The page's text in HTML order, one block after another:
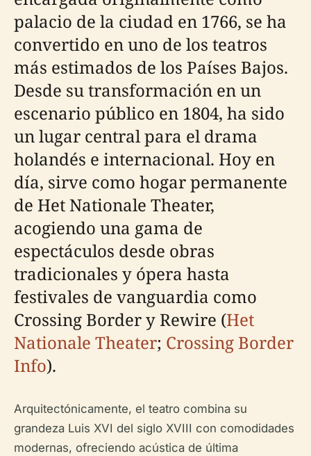
palacio de la ciudad en 1766, se ha
convertido en uno de los teatros
más estimados de los Países Bajos.
Desde su transformación en un
escenario público en 1804, ha sido
un lugar central para el drama
holandés e internacional. Hoy en
día, sirve como hogar permanente
de Het Nationale Theater,
acogiendo una gama de
espectáculos desde obras
tradicionales y ópera hasta
festivales de vanguardia como
Crossing Border y Rewire (Het
Nationale Theater; Crossing Border
Info).
Arquitectónicamente, el teatro combina su
grandeza Luis XVI del siglo XVIII con comodidades
modernas, ofreciendo acústica de última